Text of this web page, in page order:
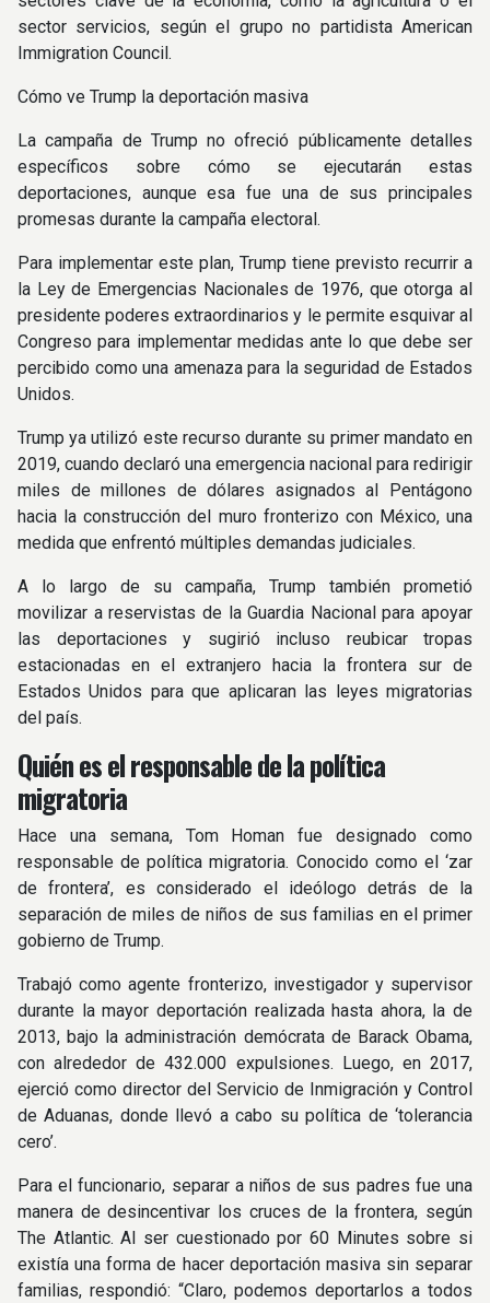
sector servicios, según el grupo no partidista American
Immigration Council.
Cómo ve Trump la deportación masiva
La campaña de Trump no ofreció públicamente detalles
específicos sobre cómo se ejecutarán estas
deportaciones, aunque esa fue una de sus principales
promesas durante la campaña electoral.
Para implementar este plan, Trump tiene previsto recurrir a
la Ley de Emergencias Nacionales de 1976, que otorga al
presidente poderes extraordinarios y le permite esquivar al
Congreso para implementar medidas ante lo que debe ser
percibido como una amenaza para la seguridad de Estados
Unidos.
Trump ya utilizó este recurso durante su primer mandato en
2019, cuando declaró una emergencia nacional para redirigir
miles de millones de dólares asignados al Pentágono
hacia la construcción del muro fronterizo con México, una
medida que enfrentó múltiples demandas judiciales.
A lo largo de su campaña, Trump también prometió
movilizar a reservistas de la Guardia Nacional para apoyar
las deportaciones y sugirió incluso reubicar tropas
estacionadas en el extranjero hacia la frontera sur de
Estados Unidos para que aplicaran las leyes migratorias
del país.
Quién es el responsable de la política
migratoria
Hace una semana, Tom Homan fue designado como
responsable de política migratoria. Conocido como el ‘zar
de frontera’, es considerado el ideólogo detrás de la
separación de miles de niños de sus familias en el primer
gobierno de Trump.
Trabajó como agente fronterizo, investigador y supervisor
durante la mayor deportación realizada hasta ahora, la de
2013, bajo la administración demócrata de Barack Obama,
con alrededor de 432.000 expulsiones. Luego, en 2017,
ejerció como director del Servicio de Inmigración y Control
de Aduanas, donde llevó a cabo su política de ‘tolerancia
cero’.
Para el funcionario, separar a niños de sus padres fue una
manera de desincentivar los cruces de la frontera, según
The Atlantic. Al ser cuestionado por 60 Minutes sobre si
existía una forma de hacer deportación masiva sin separar
familias, respondió: “Claro, podemos deportarlos a todos